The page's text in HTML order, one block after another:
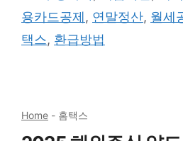
리
그
용카드공제, 연말정산, 월세
택스, 환급방법
Home - 홈택스